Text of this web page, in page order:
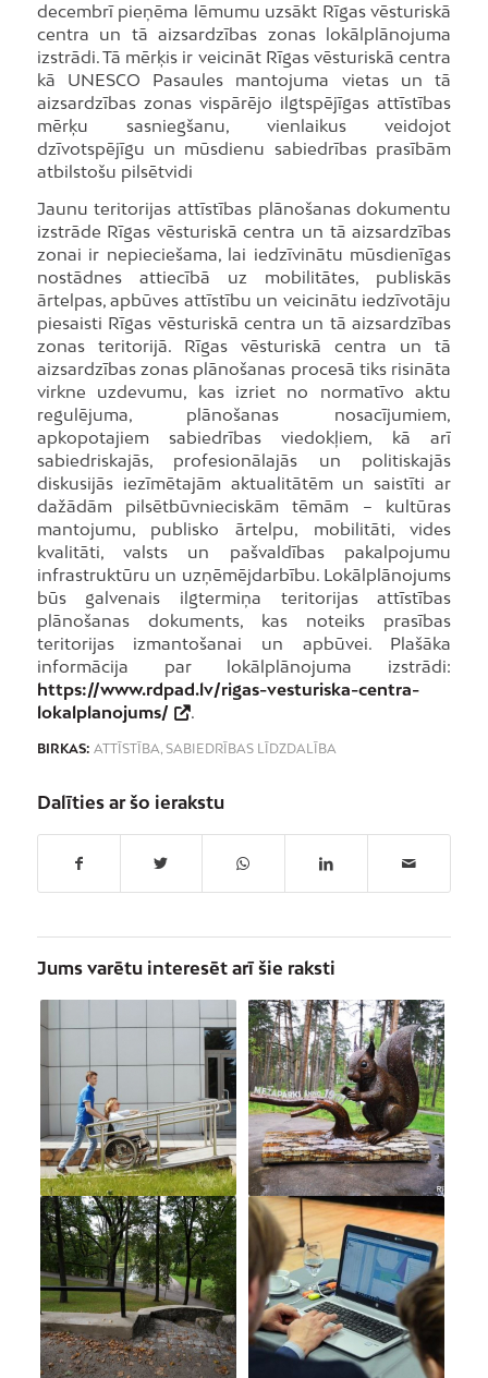
decembrī pieņēma lēmumu uzsākt Rīgas vēsturiskā
centra un tā aizsardzības zonas lokālplānojuma
izstrādi. Tā mērķis ir veicināt Rīgas vēsturiskā centra
kā UNESCO Pasaules mantojuma vietas un tā
aizsardzības zonas vispārējo ilgtspējīgas attīstības
mērķu sasniegšanu, vienlaikus veidojot
dzīvotspējīgu un mūsdienu sabiedrības prasībām
atbilstošu pilsētvidi
Jaunu teritorijas attīstības plānošanas dokumentu
izstrāde Rīgas vēsturiskā centra un tā aizsardzības
zonai ir nepieciešama, lai iedzīvinātu mūsdienīgas
nostādnes attiecībā uz mobilitātes, publiskās
ārtelpas, apbūves attīstību un veicinātu iedzīvotāju
piesaisti Rīgas vēsturiskā centra un tā aizsardzības
zonas teritorijā. Rīgas vēsturiskā centra un tā
aizsardzības zonas plānošanas procesā tiks risināta
virkne uzdevumu, kas izriet no normatīvo aktu
regulējuma, plānošanas nosacījumiem,
apkopotajiem sabiedrības viedokļiem, kā arī
sabiedriskajās, profesionālajās un politiskajās
diskusijās iezīmētajām aktualitātēm un saistīti ar
dažādām pilsētbūvnieciskām tēmām – kultūras
mantojumu, publisko ārtelpu, mobilitāti, vides
kvalitāti, valsts un pašvaldības pakalpojumu
infrastruktūru un uzņēmējdarbību. Lokālplānojums
būs galvenais ilgtermiņa teritorijas attīstības
plānošanas dokuments, kas noteiks prasības
teritorijas izmantošanai un apbūvei. Plašāka
informācija par lokālplānojuma izstrādi:
https://www.rdpad.lv/rigas-vesturiska-centra-
lokalplanojums/
.
BIRKAS: ATTĪSTĪBA, SABIEDRĪBAS LĪDZDALĪBA
Dalīties ar šo ierakstu
Jums varētu interesēt arī šie raksti